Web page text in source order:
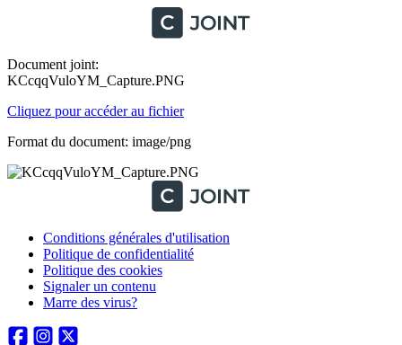
Document joint:
KCcqqVuloYM_Capture.PNG
Cliquez pour accéder au fichier
Format du document: image/png
Conditions générales d'utilisation
Politique de confidentialité
Politique des cookies
Signaler un contenu
Marre des virus?